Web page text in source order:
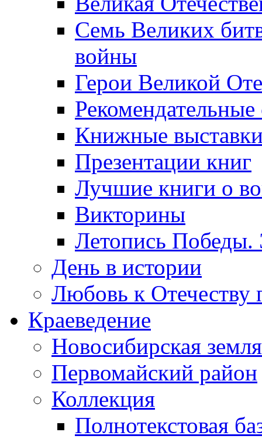
Семь Великих
войны
Герои Великой
Рекомендательные
Книжные
Презентации книг
Лучшие книги о
Викторины
Летопись Победы.
День в истории
Любовь к Отечеству
Краеведение
Новосибирская земля
Первомайский район
Коллекция
Полнотекстовая